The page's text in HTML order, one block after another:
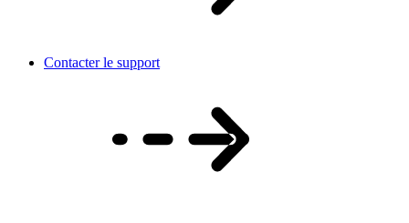
Contacter le support